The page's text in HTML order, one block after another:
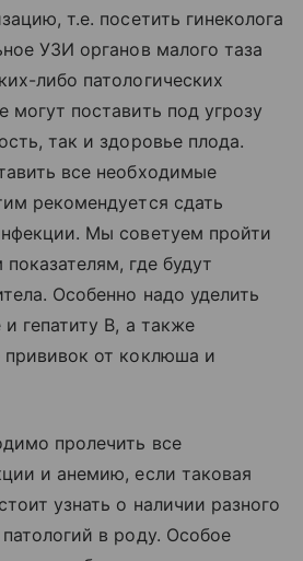
т.е. посетить гинеколога
УЗИ органов малого таза
либо патологических
могут поставить под угрозу
так и здоровье плода.
все необходимые
рекомендуется сдать
Мы советуем пройти
где будут
Особенно надо уделить
гепатиту В, а также
прививок от коклюша и
пролечить все
и анемию, если таковая
узнать о наличии разного
патологий в роду. Особое